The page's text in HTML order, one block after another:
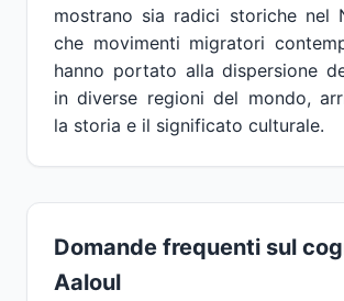
mostrano sia radici storiche nel
che movimenti migratori
hanno portato alla dispersione
in diverse regioni del mondo,
la storia e il significato culturale.
Domande frequenti sul
Aaloul